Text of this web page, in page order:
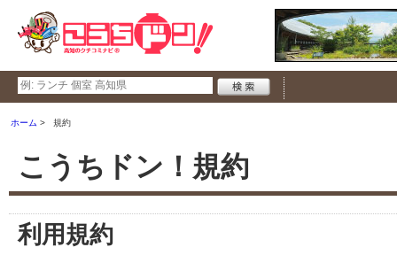
ホーム 規約
こうちドン！規約
利用規約